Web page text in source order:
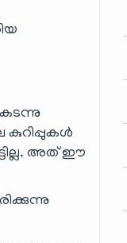
കടന്നു
കുറിപ്പുകൾ
അത് ഈ